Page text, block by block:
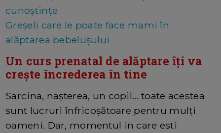
cunoștințe
Greșeli care le poate face mami în
alăptarea bebelușului
Un curs prenatal de alăptare îți va
crește încrederea în tine
Sarcina, nașterea, un copil... toate acestea
sunt lucruri înfricoșătoare pentru mulți
oameni. Dar, momentul in care esti